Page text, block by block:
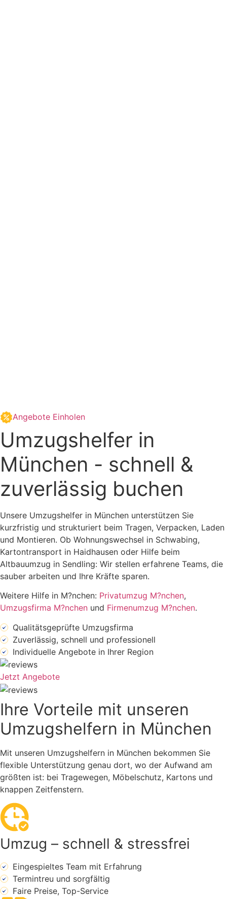
Angebote Einholen
Umzugshelfer in
München - schnell &
zuverlässig buchen
Unsere Umzugshelfer in München unterstützen Sie
kurzfristig und strukturiert beim Tragen, Verpacken, Laden
und Montieren. Ob Wohnungswechsel in Schwabing,
Kartontransport in Haidhausen oder Hilfe beim
Altbauumzug in Sendling: Wir stellen erfahrene Teams, die
sauber arbeiten und Ihre Kräfte sparen.
Weitere Hilfe in M?nchen: Privatumzug M?nchen,
Umzugsfirma M?nchen und Firmenumzug M?nchen.
Qualitätsgeprüfte Umzugsfirma
Zuverlässig, schnell und professionell
Individuelle Angebote in Ihrer Region
Jetzt Angebote
Ihre Vorteile mit unseren
Umzugshelfern in München
Mit unseren Umzugshelfern in München bekommen Sie
flexible Unterstützung genau dort, wo der Aufwand am
größten ist: bei Tragewegen, Möbelschutz, Kartons und
knappen Zeitfenstern.
Umzug – schnell & stressfrei
Eingespieltes Team mit Erfahrung
Termintreu und sorgfältig
Faire Preise, Top-Service